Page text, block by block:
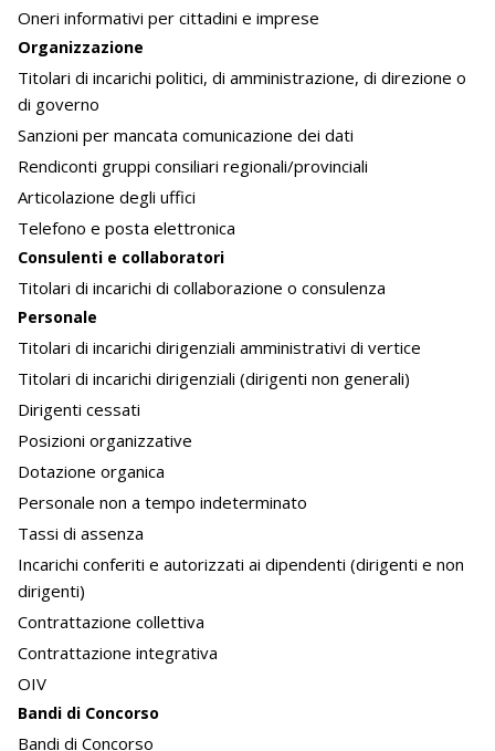
Oneri informativi per cittadini e imprese
Organizzazione
Titolari di incarichi politici, di amministrazione, di direzione o
di governo
Sanzioni per mancata comunicazione dei dati
Rendiconti gruppi consiliari regionali/provinciali
Articolazione degli uffici
Telefono e posta elettronica
Consulenti e collaboratori
Titolari di incarichi di collaborazione o consulenza
Personale
Titolari di incarichi dirigenziali amministrativi di vertice
Titolari di incarichi dirigenziali (dirigenti non generali)
Dirigenti cessati
Posizioni organizzative
Dotazione organica
Personale non a tempo indeterminato
Tassi di assenza
Incarichi conferiti e autorizzati ai dipendenti (dirigenti e non
dirigenti)
Contrattazione collettiva
Contrattazione integrativa
OIV
Bandi di Concorso
Bandi di Concorso